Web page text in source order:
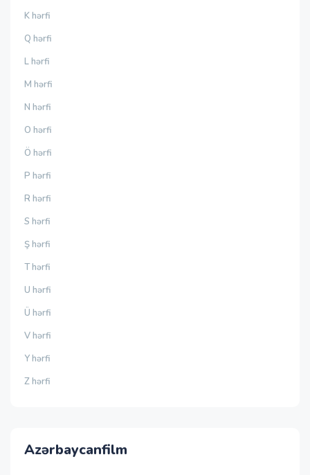
K hərfi
Q hərfi
L hərfi
M hərfi
N hərfi
O hərfi
Ö hərfi
P hərfi
R hərfi
S hərfi
Ş hərfi
T hərfi
U hərfi
Ü hərfi
V hərfi
Y hərfi
Z hərfi
Azərbaycanfilm